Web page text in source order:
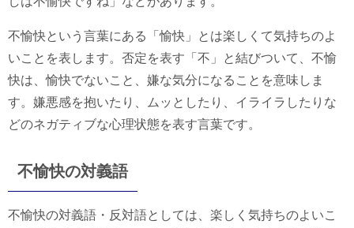
不愉快という言葉にある「愉快」とは楽しくて気持ちのよ
いことを表します。否定を表す「不」と結びついて、不愉
快は、愉快でないこと、嫌な気分になることを意味しま
す。嫌悪感を抱いたり、ムッとしたり、イライラしたりな
どのネガティブな心理状態を表す言葉です。
不愉快の対義語
不愉快の対義語・反対語としては、楽しく気持ちのよいこ